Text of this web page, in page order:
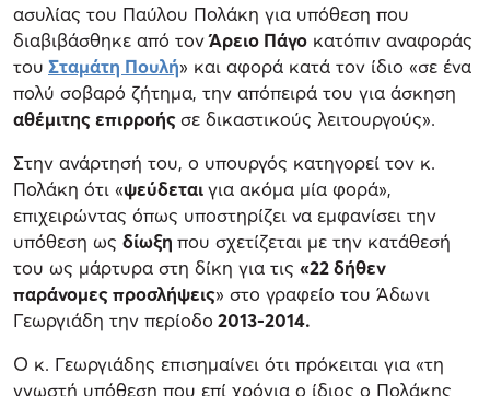
ασυλίας του Παύλου Πολάκη για υπόθεση που
διαβιβάσθηκε από τονΆρειο Πάγο κατόπιν αναφοράς
του Σταμάτη Πουλή» και αφορά κατά τον ίδιο «σε ένα
πολύ σοβαρό ζήτημα, την απόπειρά του για άσκηση
αθέμιτης επιρροήςσε δικαστικούς λειτουργούς».
Στην ανάρτησή του, ο υπουργός κατηγορεί τον κ.
Πολάκη ότι «ψεύδεταιγια ακόμα μία φορά»,
επιχειρώντας όπως υποστηρίζει να εμφανίσει την
υπόθεση ως δίωξη που σχετίζεται με την κατάθεσή
του ως μάρτυρα στη δίκη για τις «22 δήθεν
παράνομες προσλήψεις» στο γραφείο του Άδωνι
Γεωργιάδη την περίοδο 2013-2014.
Ο κ. Γεωργιάδης επισημαίνει ότι πρόκειται για «τη
γνωστή υπόθεση που επί χρόνια ο ίδιος ο Πολάκης